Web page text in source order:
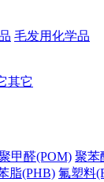
毛发用化学品
其它
甲醛(POM) 聚苯
脂(PHB) 氟塑料